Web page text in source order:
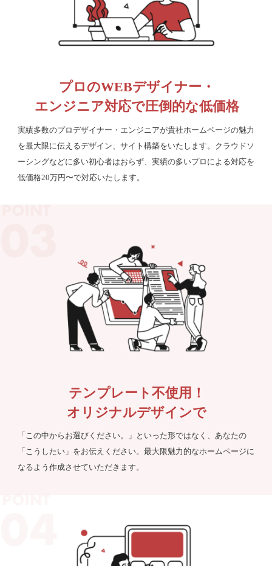
プロのWEBデザイナー・
エンジニア対応で圧倒的な低価格
実績多数のプロデザイナー・エンジニアが貴社ホームページの魅力
を最大限に伝えるデザイン、サイト構築をいたします。クラウドソ
ーシングなどに多い初心者はおらず、実績の多いプロによる対応を
低価格20万円〜で対応いたします。
テンプレート不使用！
オリジナルデザインで
「この中からお選びください。」といった形ではなく、あなたの
「こうしたい」をお伝えください。最大限魅力的なホームページに
なるよう作成させていただきます。